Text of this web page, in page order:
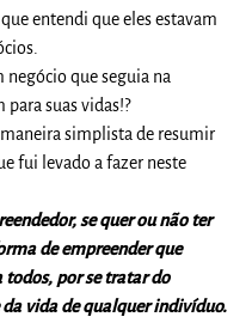
entendi que eles estavam
que seguia na
para suas vidas!?
simplista de resumir
fui levado a fazer neste
se quer ou não ter
de empreender que
por se tratar do
vida de qualquer indivíduo.